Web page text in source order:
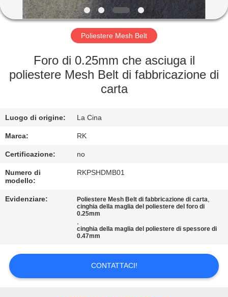
GIRO
FABBRICA
QUALITÀ
CONTATTICI
NOTIZIE
CITAZIONE
MAPPA
Poliestere Mesh Belt
Foro di 0.25mm che asciuga il
poliestere Mesh Belt di fabbricazione di
carta
Luogo di origine: La Cina
Marca: RK
Certificazione: no
Numero di
modello:
RKPSHDMB01
Evidenziare: Poliestere Mesh Belt di fabbricazione di carta,
cinghia della maglia del poliestere del foro di
0.25mm
,
cinghia della maglia del poliestere di spessore di
0.47mm
CONTATTACI!